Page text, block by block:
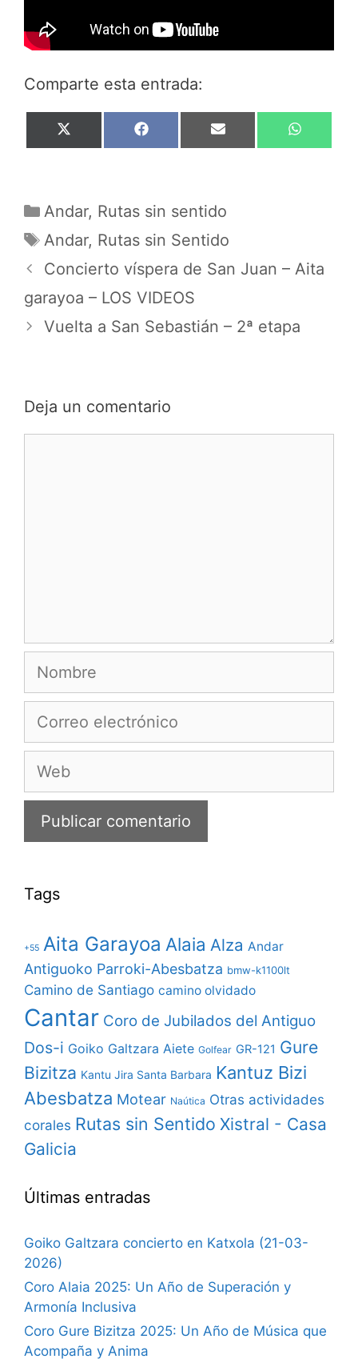
Comparte esta entrada:
Compartir
en
(
t
e
)
Compartir
en
a
o
k
Compartir
en
m
en
h
Categorías
Andar, Rutas sin sentido
Etiquetas
Andar, Rutas sin Sentido
Concierto víspera de San Juan – Aita
garayoa – LOS VIDEOS
Vuelta a San Sebastián – 2ª etapa
Deja un comentario
Nombre
Correo
Web
Tags
+55 Aita Garayoa Alaia Alza Andar
Antiguoko Parroki-Abesbatza bmw-k1100lt
Camino de Santiago camino olvidado
Cantar Coro de Jubilados del Antiguo
Dos-i Goiko Galtzara Aiete Golfear GR-121 Gure
Bizitza Kantu Jira Santa Barbara Kantuz Bizi
Abesbatza Motear Naútica Otras actividades
corales Rutas sin Sentido Xistral - Casa
Galicia
Últimas entradas
Goiko Galtzara concierto en Katxola (21-03-
2026)
Coro Alaia 2025: Un Año de Superación y
Armonía Inclusiva
Coro Gure Bizitza 2025: Un Año de Música que
Acompaña y Anima